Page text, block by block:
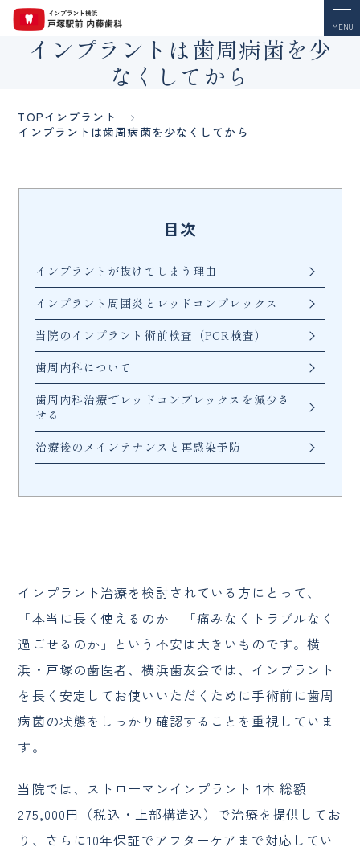
MENU
インプラントは歯周病菌を少
なくしてから
TOPインプラント
インプラントは歯周病菌を少なくしてから
目次
インプラントが抜けてしまう理由
インプラント周囲炎とレッドコンプレックス
当院のインプラント術前検査（PCR検査）
歯周内科について
歯周内科治療でレッドコンプレックスを減少さ
せる
治療後のメインテナンスと再感染予防
インプラント治療を検討されている方にとって、
「本当に長く使えるのか」「痛みなくトラブルなく
過ごせるのか」という不安は大きいものです。横
浜・戸塚の歯医者、横浜歯友会では、インプラント
を長く安定してお使いいただくために手術前に歯周
病菌の状態をしっかり確認することを重視していま
す。
当院では、ストローマンインプラント 1本 総額
275,000円（税込・上部構造込）で治療を提供してお
り、さらに10年保証でアフターケアまで対応してい